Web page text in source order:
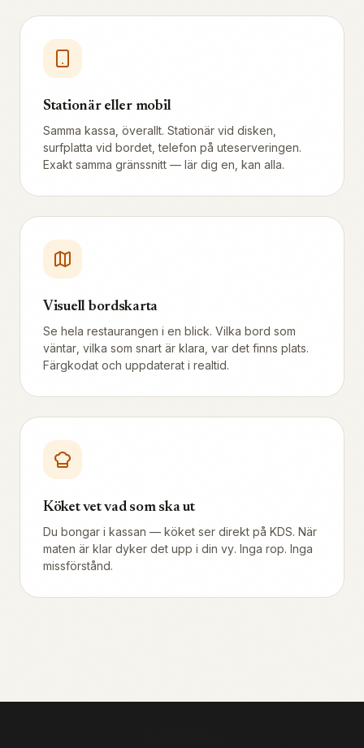
Stationär eller mobil
Samma kassa, överallt. Stationär vid disken,
surfplatta vid bordet, telefon på uteserveringen.
Exakt samma gränssnitt — lär dig en, kan alla.
Visuell bordskarta
Se hela restaurangen i en blick. Vilka bord som
väntar, vilka som snart är klara, var det finns plats.
Färgkodat och uppdaterat i realtid.
Köket vet vad som ska ut
Du bongar i kassan — köket ser direkt på KDS. När
maten är klar dyker det upp i din vy. Inga rop. Inga
missförstånd.